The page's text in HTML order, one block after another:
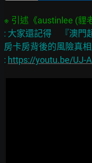
: 大家還記得　『澳門
房卡房背後的風險真
: https://youtu.be/UJ-